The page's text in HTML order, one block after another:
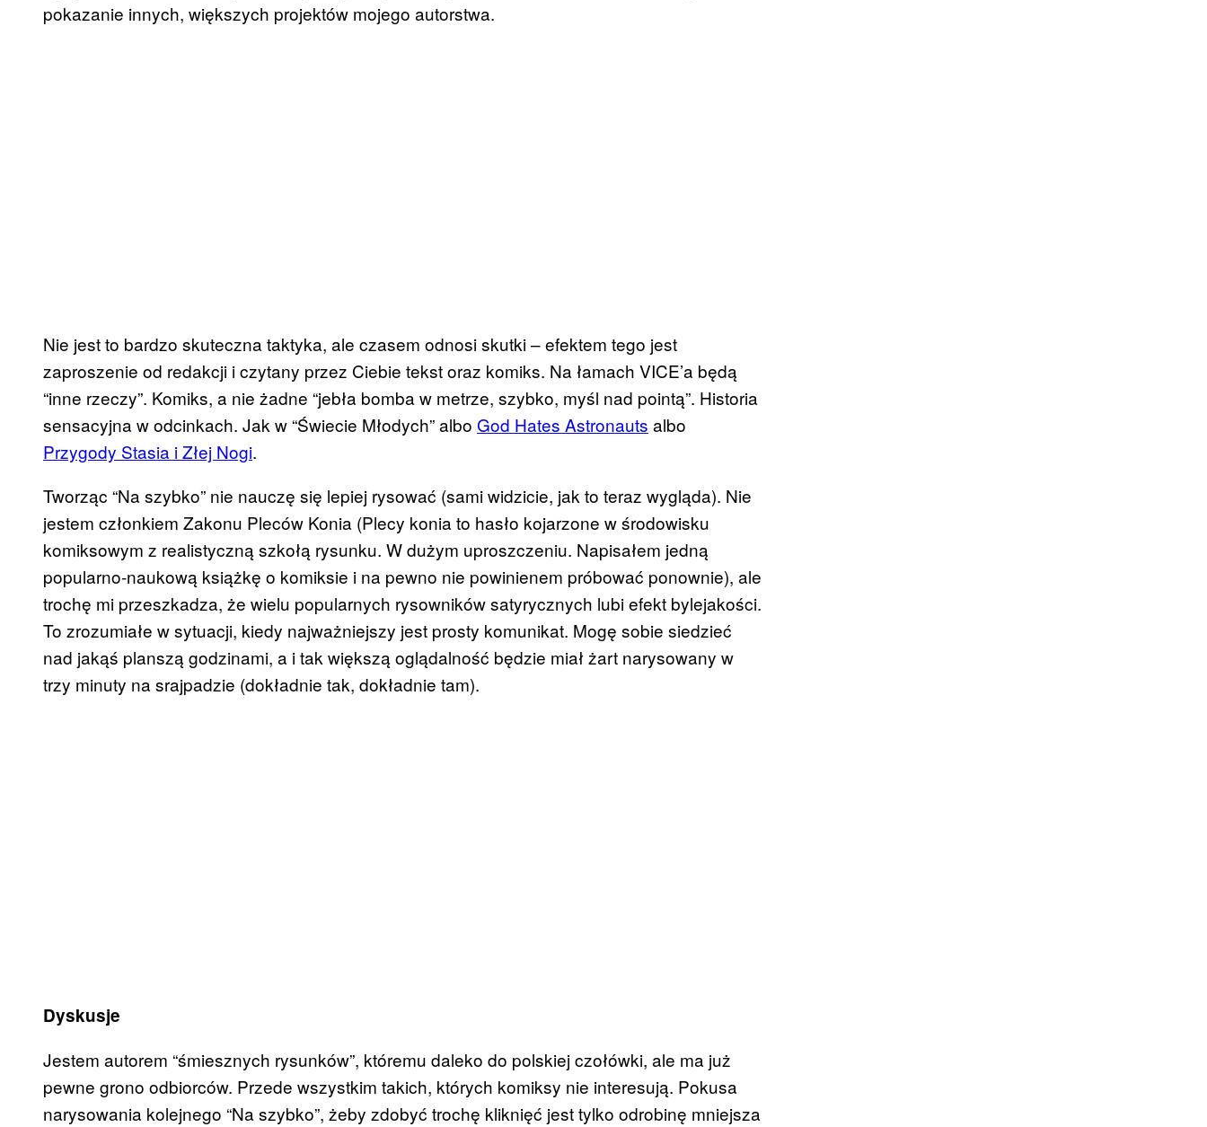
pokazanie innych, większych projektów mojego autorstwa.
Nie jest to bardzo skuteczna taktyka, ale czasem odnosi skutki – efektem tego jest
zaproszenie od redakcji i czytany przez Ciebie tekst oraz komiks. Na łamach VICE’a będą
“inne rzeczy”. Komiks, a nie żadne “jebła bomba w metrze, szybko, myśl nad pointą”. Historia
sensacyjna w odcinkach. Jak w “Świecie Młodych” albo God Hates Astronauts albo
Przygody Stasia i Złej Nogi.
Tworząc “Na szybko” nie nauczę się lepiej rysować (sami widzicie, jak to teraz wygląda). Nie
jestem członkiem Zakonu Pleców Konia (Plecy konia to hasło kojarzone w środowisku
komiksowym z realistyczną szkołą rysunku. W dużym uproszczeniu. Napisałem jedną
popularno-naukową książkę o komiksie i na pewno nie powinienem próbować ponownie), ale
trochę mi przeszkadza, że wielu popularnych rysowników satyrycznych lubi efekt bylejakości.
To zrozumiałe w sytuacji, kiedy najważniejszy jest prosty komunikat. Mogę sobie siedzieć
nad jakąś planszą godzinami, a i tak większą oglądalność będzie miał żart narysowany w
trzy minuty na srajpadzie (dokładnie tak, dokładnie tam).
Dyskusje
Jestem autorem “śmiesznych rysunków”, któremu daleko do polskiej czołówki, ale ma już
pewne grono odbiorców. Przede wszystkim takich, których komiksy nie interesują. Pokusa
narysowania kolejnego “Na szybko”, żeby zdobyć trochę kliknięć jest tylko odrobinę mniejsza